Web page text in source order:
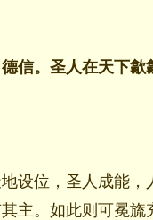
信。圣人在天下歙
设位，圣人成能
主。如此则可冕